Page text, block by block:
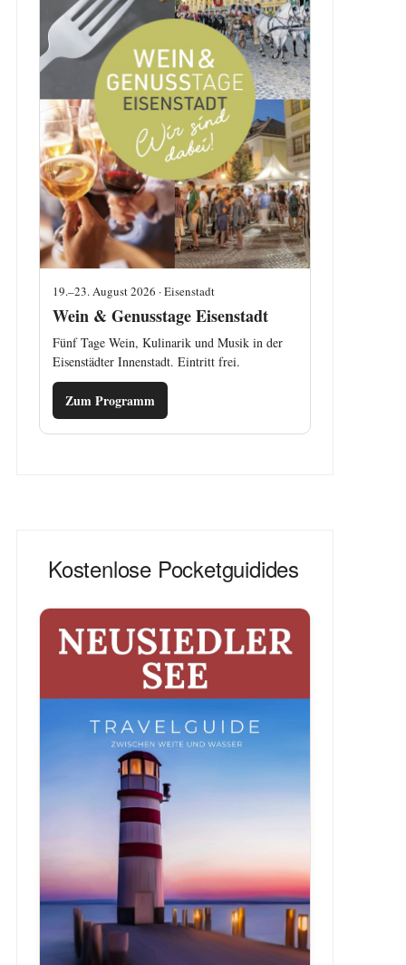
19.–23. August 2026 · Eisenstadt
Wein & Genusstage Eisenstadt
Fünf Tage Wein, Kulinarik und Musik in der
Eisenstädter Innenstadt. Eintritt frei.
Zum Programm
Kostenlose Pocketguidides